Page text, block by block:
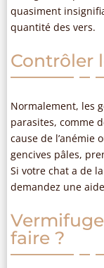
quasiment
quantité des vers.
Contrôler
Normalement, les
parasites, comme
cause de l’anémie
gencives pâles,
Si votre chat a de
demandez une
faire ?